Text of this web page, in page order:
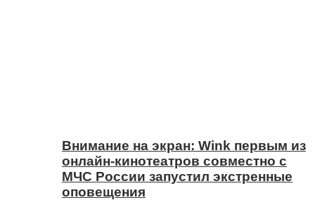
Внимание на экран: Wink первым из
онлайн-кинотеатров совместно с
МЧС России запустил экстренные
оповещения